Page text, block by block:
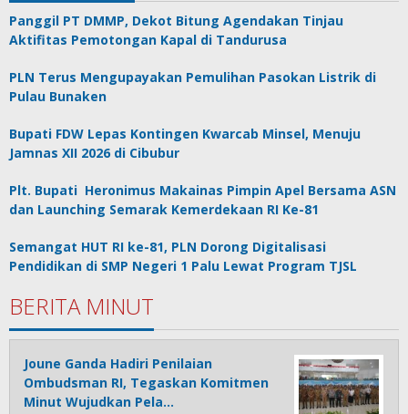
Panggil PT DMMP, Dekot Bitung Agendakan Tinjau
Aktifitas Pemotongan Kapal di Tandurusa
PLN Terus Mengupayakan Pemulihan Pasokan Listrik di
Pulau Bunaken
Bupati FDW Lepas Kontingen Kwarcab Minsel, Menuju
Jamnas XII 2026 di Cibubur
Plt. Bupati Heronimus Makainas Pimpin Apel Bersama ASN
dan Launching Semarak Kemerdekaan RI Ke-81
Semangat HUT RI ke-81, PLN Dorong Digitalisasi
Pendidikan di SMP Negeri 1 Palu Lewat Program TJSL
BERITA MINUT
Joune Ganda Hadiri Penilaian
Ombudsman RI, Tegaskan Komitmen
Minut Wujudkan Pela…